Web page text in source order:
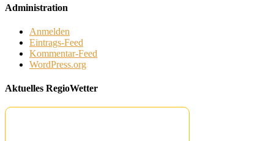
Administration
Anmelden
Eintrags-Feed
Kommentar-Feed
WordPress.org
Aktuelles RegioWetter